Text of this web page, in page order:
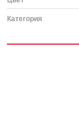
Категория